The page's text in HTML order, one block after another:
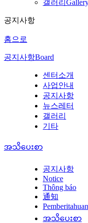
갤러리
공지사항
홈으로
공지사항Board
센터소개
사업안내
공지사항
뉴스레터
갤러리
기타
အသိပေးစာ
공지사항
Notice
Thông báo
通知
Pemberitahuan
အသိပေးစာ